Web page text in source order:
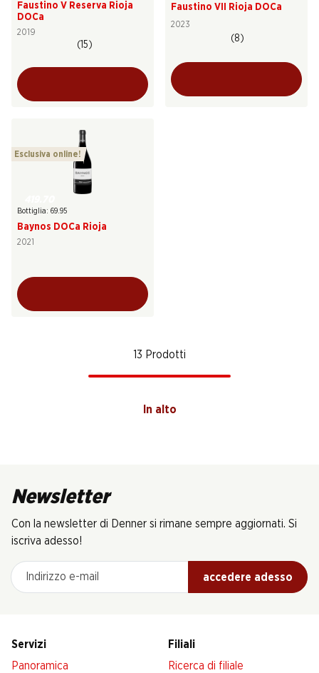
Faustino V Reserva Rioja
DOCa
2019
(15)
Faustino VII Rioja DOCa
2023
(8)
Esclusiva online!
Bottiglia: 69.95
Baynos DOCa Rioja
2021
13 Prodotti
In alto
Newsletter
Con la newsletter di Denner si rimane sempre aggiornati. Si
iscriva adesso!
Indirizzo e-mail
accedere adesso
Servizi
Panoramica
Filiali
Ricerca di filiale